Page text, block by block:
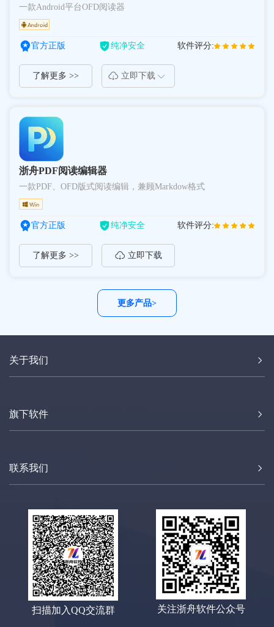
一款Android平台OFD阅读器
官方正版 纯净安全 软件评分:
了解更多 >> 立即下载
浙舟PDF阅读编辑器
一款PDF、OFD版式阅读编辑，兼顾Markdow格式
官方正版 纯净安全 软件评分:
了解更多 >> 立即下载
更多产品>
关于我们
旗下软件
联系我们
扫描加入QQ交流群 关注浙舟软件公众号